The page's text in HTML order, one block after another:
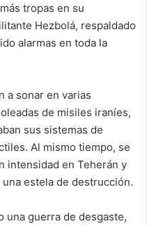
tropas en su
Hezbolá, respaldado
alarmas en toda la
a sonar en varias
de misiles iraníes,
sus sistemas de
Al mismo tiempo, se
intensidad en Teherán y
estela de destrucción.
una guerra de desgaste,